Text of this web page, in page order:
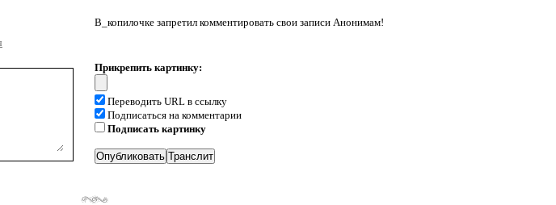
В_копилочке запретил комментировать свои записи Анонимам!
Прикрепить картинку:
Переводить URL в ссылку
Подписаться на комментарии
Подписать картинку